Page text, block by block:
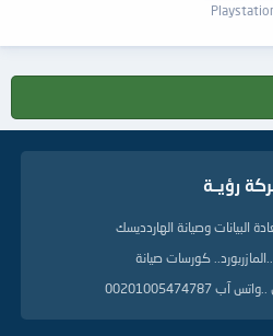
رؤيــة
البيانات وصيانة الهاردديسك
كورسات صيانة